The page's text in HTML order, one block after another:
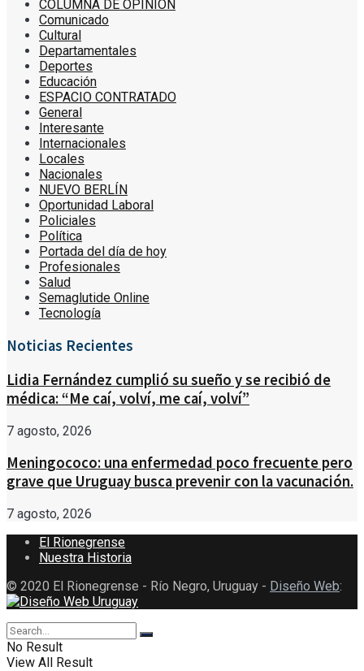
COLUMNA DE OPINIÓN
Comunicado
Cultural
Departamentales
Deportes
Educación
ESPACIO CONTRATADO
General
Interesante
Internacionales
Locales
Nacionales
NUEVO BERLÍN
Oportunidad Laboral
Policiales
Política
Portada del día de hoy
Profesionales
Salud
Semaglutide Online
Tecnología
Noticias Recientes
Lidia Fernández cumplió su sueño y se recibió de
médica: “Me caí, volví, me caí, volví”
7 agosto, 2026
Meningococo: una enfermedad poco frecuente pero
grave que Uruguay busca prevenir con la vacunación.
7 agosto, 2026
El Rionegrense
Nuestra Historia
© 2020 El Rionegrense - Río Negro, Uruguay - Diseño Web:
No Result
View All Result